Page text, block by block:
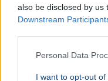
also be disclosed by us
Downstream
Personal Data
I want to opt-out